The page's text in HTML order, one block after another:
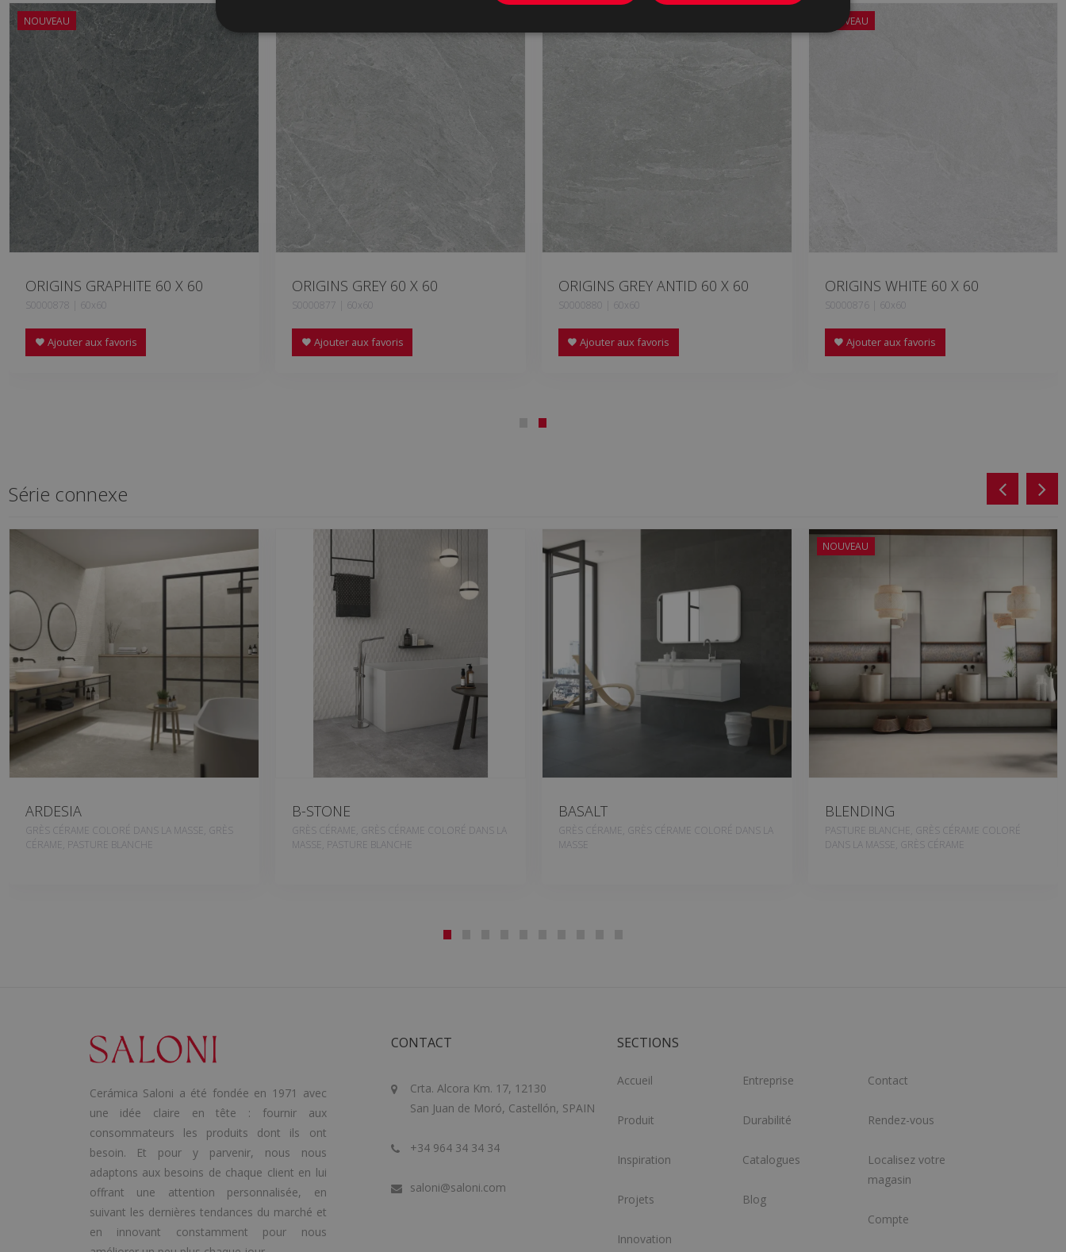
NOUVEAU
ORIGINS GRAPHITE 60 X 60
S0000878 | 60x60
Ajouter aux favoris
ORIGINS GREY 60 X 60
S0000877 | 60x60
Ajouter aux favoris
ORIGINS GREY ANTID 60 X 60
S0000880 | 60x60
Ajouter aux favoris
NOUVEAU
ORIGINS WHITE 60 X 60
S0000876 | 60x60
Ajouter aux favoris
Série connexe
ARDESIA
GRÈS CÉRAME COLORÉ DANS LA MASSE, GRÈS
CÉRAME, PASTURE BLANCHE
B-STONE
GRÈS CÉRAME, GRÈS CÉRAME COLORÉ DANS LA
MASSE, PASTURE BLANCHE
BASALT
GRÈS CÉRAME, GRÈS CÉRAME COLORÉ DANS LA
MASSE
NOUVEAU
BLENDING
PASTURE BLANCHE, GRÈS CÉRAME COLORÉ
DANS LA MASSE, GRÈS CÉRAME
Cerámica Saloni a été fondée en 1971 avec
une idée claire en tête : fournir aux
consommateurs les produits dont ils ont
besoin. Et pour y parvenir, nous nous
adaptons aux besoins de chaque client en lui
offrant une attention personnalisée, en
suivant les dernières tendances du marché et
en innovant constamment pour nous
CONTACT
Crta. Alcora Km. 17, 12130
San Juan de Moró, Castellón, SPAIN
+34 964 34 34 34
saloni@saloni.com
SECTIONS
Accueil
Produit
Inspiration
Projets
Innovation
Entreprise
Durabilité
Catalogues
Blog
Contact
Rendez-vous
Localisez votre
magasin
Compte